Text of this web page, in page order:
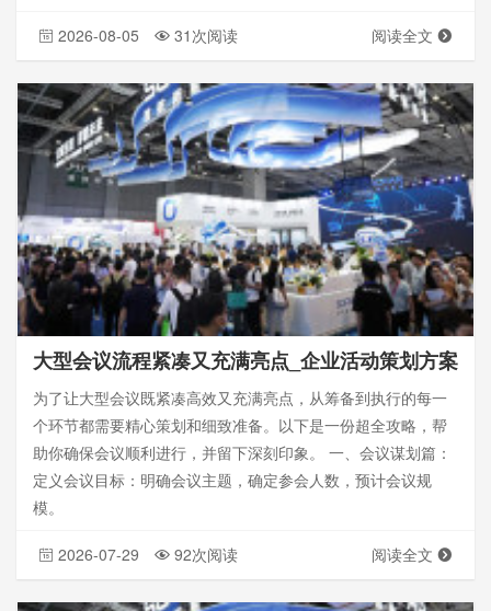
2026-08-05 31次阅读 阅读全文
大型会议流程紧凑又充满亮点_企业活动策划方案
为了让大型会议既紧凑高效又充满亮点，从筹备到执行的每一
个环节都需要精心策划和细致准备。以下是一份超全攻略，帮
助你确保会议顺利进行，并留下深刻印象。 一、会议谋划篇：
定义会议目标：明确会议主题，确定参会人数，预计会议规
模。
2026-07-29 92次阅读 阅读全文